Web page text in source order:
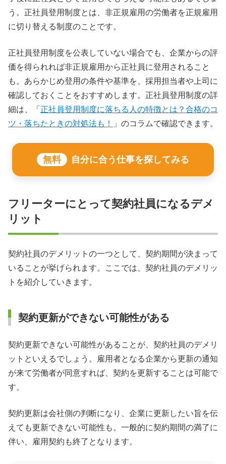
う。正社員登用制度とは、非正規雇用の労働者を正規雇用
に切り替える制度のことです。
正社員登用制度を公表していない場合でも、企業からの評
価を得られれば非正規雇用から正社員に登用されること
も。あらかじめ登用の条件や基準を、採用担当者や上司に
確認しておくことをおすすめします。正社員登用制度の詳
細は、「 正社員登用制度に落ちる人の特徴とは？合格のコ
ツ・落ちたときの対処法も！
」のコラムで確認できます。
無料 自分に合う仕事を探してみる
フリーターにとって契約社員になるデメ
リット
契約社員のデメリットの一つとして、契約期間が決まって
いることが挙げられます。ここでは、契約社員のデメリッ
トを紹介していきます。
契約更新ができない可能性がある
契約更新できない可能性があることが、契約社員のデメリ
ットといえるでしょう。雇用者となる企業から更新の通知
が来て労働者が同意すれば、契約を更新することは可能で
す。
契約更新は会社側の判断になり、企業に更新したい旨を伝
えても更新できない可能性も。一般的に契約期間の満了に
伴い、雇用契約も終了となります。